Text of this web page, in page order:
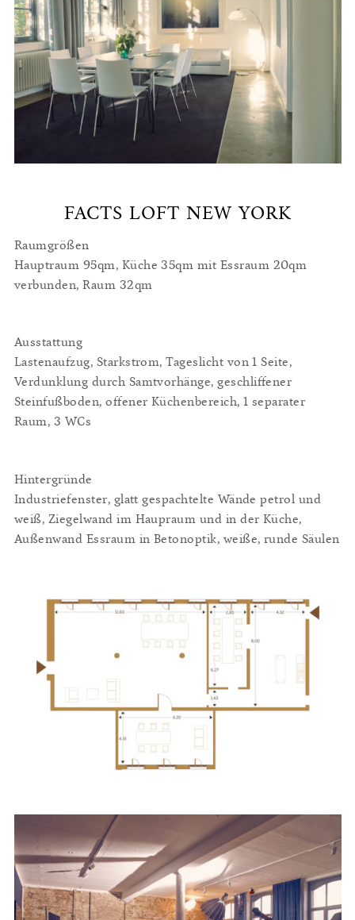
FACTS LOFT NEW YORK
Raumgrößen
Hauptraum 95qm, Küche 35qm mit Essraum 20qm
verbunden, Raum 32qm
Ausstattung
Lastenaufzug, Starkstrom, Tageslicht von 1 Seite,
Verdunklung durch Samtvorhänge, geschliffener
Steinfußboden, offener Küchenbereich, 1 separater
Raum, 3 WCs
Hintergründe
Industriefenster, glatt gespachtelte Wände petrol und
weiß, Ziegelwand im Haupraum und in der Küche,
Außenwand Essraum in Betonoptik, weiße, runde Säulen